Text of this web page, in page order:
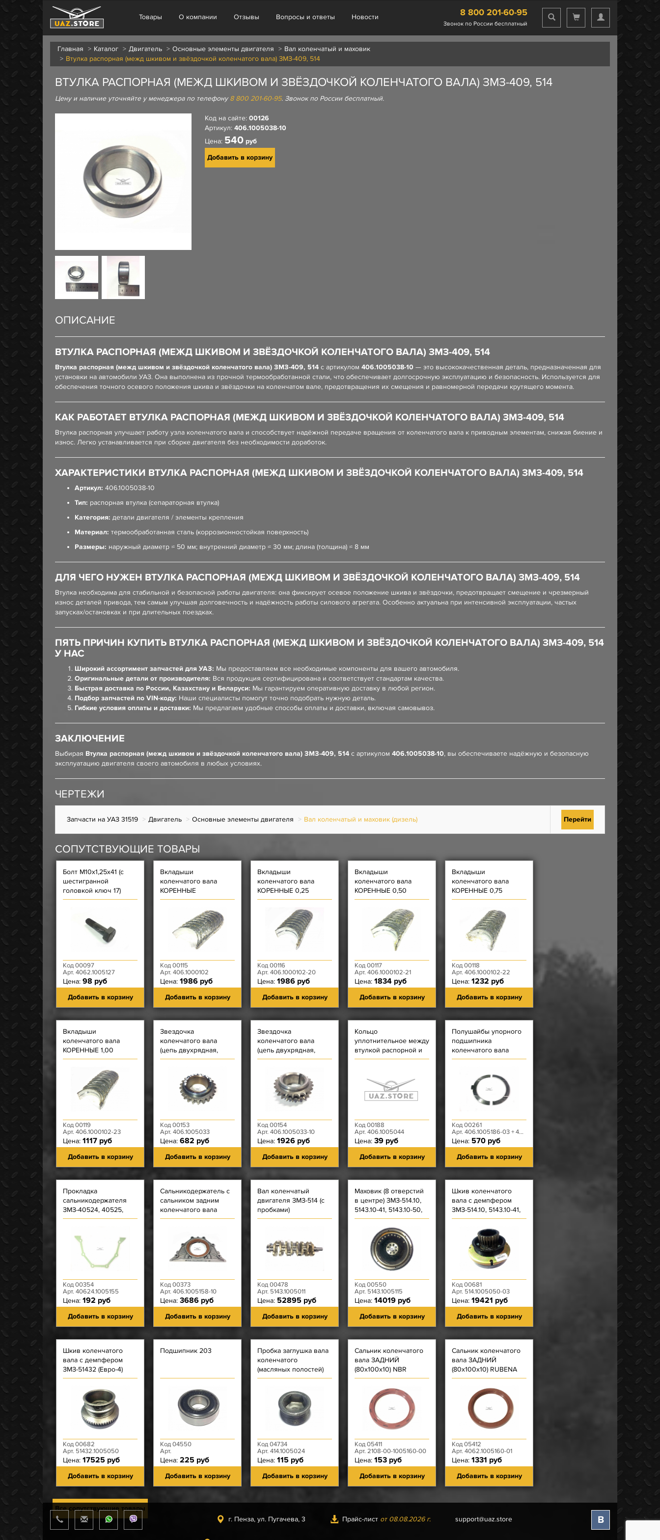
Товары О компании Отзывы Вопросы и ответы Новости 8 800 201-60-95
Звонок по России бесплатный
Главная Каталог Двигатель Основные элементы двигателя
Вал коленчатый и маховик
Втулка распорная (межд шкивом и звёздочкой коленчатого вала) ЗМЗ-409, 514
ВТУЛКА РАСПОРНАЯ (МЕЖД ШКИВОМ И ЗВЁЗДОЧКОЙ КОЛЕНЧАТОГО ВАЛА) ЗМЗ-409, 514
Цену и наличие уточняйте у менеджера по телефону8 800 201-60-95. Звонок по России бесплатный.
Код на сайте: 00126
Артикул: 406.1005038-10
Цена: 540 руб
Добавить в корзину
ОПИСАНИЕ
ВТУЛКА РАСПОРНАЯ (МЕЖД ШКИВОМ И ЗВЁЗДОЧКОЙ КОЛЕНЧАТОГО ВАЛА) ЗМЗ-409, 514
Втулка распорная (межд шкивом и звёздочкой коленчатого вала) ЗМЗ-409, 514 с артикулом 406.1005038-10 — это высококачественная деталь, предназначенная для
установки на автомобили УАЗ. Она выполнена из прочной термообработанной стали, что обеспечивает долгосрочную эксплуатацию и безопасность. Используется для
обеспечения точного осевого положения шкива и звёздочки на коленчатом вале, предотвращения их смещения и равномерной передачи крутящего момента.
КАК РАБОТАЕТ ВТУЛКА РАСПОРНАЯ (МЕЖД ШКИВОМ И ЗВЁЗДОЧКОЙ КОЛЕНЧАТОГО ВАЛА) ЗМЗ-409, 514
Втулка распорная улучшает работу узла коленчатого вала и способствует надёжной передаче вращения от коленчатого вала к приводным элементам, снижая биение и
износ. Легко устанавливается при сборке двигателя без необходимости доработок.
ХАРАКТЕРИСТИКИ ВТУЛКА РАСПОРНАЯ (МЕЖД ШКИВОМ И ЗВЁЗДОЧКОЙ КОЛЕНЧАТОГО ВАЛА) ЗМЗ-409, 514
Артикул: 406.1005038-10
Тип: распорная втулка (сепараторная втулка)
Категория: детали двигателя / элементы крепления
Материал: термообработанная сталь (коррозионностойкая поверхность)
Размеры: наружный диаметр ≈ 50 мм; внутренний диаметр ≈ 30 мм; длина (толщина) ≈ 8 мм
ДЛЯ ЧЕГО НУЖЕН ВТУЛКА РАСПОРНАЯ (МЕЖД ШКИВОМ И ЗВЁЗДОЧКОЙ КОЛЕНЧАТОГО ВАЛА) ЗМЗ-409, 514
Втулка необходима для стабильной и безопасной работы двигателя: она фиксирует осевое положение шкива и звёздочки, предотвращает смещение и чрезмерный
износ деталей привода, тем самым улучшая долговечность и надёжность работы силового агрегата. Особенно актуальна при интенсивной эксплуатации, частых
запусках/остановках и при длительных поездках.
ПЯТЬ ПРИЧИН КУПИТЬ ВТУЛКА РАСПОРНАЯ (МЕЖД ШКИВОМ И ЗВЁЗДОЧКОЙ КОЛЕНЧАТОГО ВАЛА) ЗМЗ-409, 514
У НАС
Широкий ассортимент запчастей для УАЗ: Мы предоставляем все необходимые компоненты для вашего автомобиля.
Оригинальные детали от производителя: Вся продукция сертифицирована и соответствует стандартам качества.
Быстрая доставка по России, Казахстану и Беларуси: Мы гарантируем оперативную доставку в любой регион.
Подбор запчастей по VIN-коду: Наши специалисты помогут точно подобрать нужную деталь.
Гибкие условия оплаты и доставки: Мы предлагаем удобные способы оплаты и доставки, включая самовывоз.
ЗАКЛЮЧЕНИЕ
Выбирая Втулка распорная (межд шкивом и звёздочкой коленчатого вала) ЗМЗ-409, 514 с артикулом 406.1005038-10, вы обеспечиваете надёжную и безопасную
эксплуатацию двигателя своего автомобиля в любых условиях.
ЧЕРТЕЖИ
Запчасти на УАЗ 31519 Двигатель Основные элементы двигателя Вал коленчатый и маховик (дизель) Перейти
СОПУТСТВУЮЩИЕ ТОВАРЫ
Болт М10х1,25х41 (с
шестигранной
головкой ключ 17)
самоблокирующийся
ЗМЗ-40522,
Код 00097
Арт. 4062.1005127
Цена: 98 руб
Добавить в корзину
Вкладыши
коленчатого вала
КОРЕННЫЕ
НОРМАЛЬНЫЕ
ЗМЗ-405, 406, 409, 514
Код 00115
Арт. 406.1000102
Цена: 1986 руб
Добавить в корзину
Вкладыши
коленчатого вала
КОРЕННЫЕ 0,25
ЗМЗ-405, 406, 409, 514
Код 00116
Арт. 406.1000102-20
Цена: 1986 руб
Добавить в корзину
Вкладыши
коленчатого вала
КОРЕННЫЕ 0,50
ЗМЗ-405, 406, 409, 514
Код 00117
Арт. 406.1000102-21
Цена: 1834 руб
Добавить в корзину
Вкладыши
коленчатого вала
КОРЕННЫЕ 0,75
ЗМЗ-405, 406, 409, 514
Код 00118
Арт. 406.1000102-22
Цена: 1232 руб
Добавить в корзину
Вкладыши
коленчатого вала
КОРЕННЫЕ 1,00
ЗМЗ-405, 406, 409, 514
Код 00119
Арт. 406.1000102-23
Цена: 1117 руб
Добавить в корзину
Звездочка
коленчатого вала
(цепь двухрядная,
втулки Ф 5,05)
Код 00153
Арт. 406.1005033
Цена: 682 руб
Добавить в корзину
Звездочка
коленчатого вала
(цепь двухрядная,
втулки Ф 6,35)
Код 00154
Арт. 406.1005033-10
Цена: 1926 руб
Добавить в корзину
Кольцо
уплотнительное между
втулкой распорной и
звездочкой коленвала
Код 00188
Арт. 406.1005044
Цена: 39 руб
Добавить в корзину
Полушайбы упорного
подшипника
коленчатого вала
(верхняя и нижняя)
Код 00261
Арт. 406.1005186-03 + 406.1005187-02
Цена: 570 руб
Добавить в корзину
Прокладка
сальникодержателя
ЗМЗ-40524, 40525,
40904 (Фритекс)
Код 00354
Арт. 40624.1005155
Цена: 192 руб
Добавить в корзину
Сальникодержатель с
сальником задним
коленчатого вала
ЗМЗ-40522, 4062,
40525, 4090
Код 00373
Арт. 406.1005158-10
Цена: 3686 руб
Добавить в корзину
Вал коленчатый
двигателя ЗМЗ-514 (с
пробками)
Код 00478
Арт. 5143.1005011
Цена: 52895 руб
Добавить в корзину
Маховик (8 отверстий
в центре) ЗМЗ-514.10,
5143.10-41, 5143.10-50,
5143.10-80, УАЗ; Газель
с 2006 го
Код 00550
Арт. 5143.1005115
Цена: 14019 руб
Добавить в корзину
Шкив коленчатого
вала с демпфером
ЗМЗ-514.10, 5143.10-41,
5143.10-50, 5143.10-80
Код 00681
Арт. 514.1005050-03
Цена: 19421 руб
Добавить в корзину
Шкив коленчатого
вала с демпфером
ЗМЗ-51432 (Евро-4)
Код 00682
Арт. 51432.1005050
Цена: 17525 руб
Добавить в корзину
Подшипник 203
Код 04550
Арт.
Цена: 225 руб
Добавить в корзину
Пробка заглушка вала
коленчатого
(масляных полостей)
Код 04734
Арт. 414.1005024
Цена: 115 руб
Добавить в корзину
Сальник коленчатого
вала ЗАДНИЙ
(80х100х10) NBR
Код 05411
Арт. 2108-00-1005160-00
Цена: 153 руб
Добавить в корзину
Сальник коленчатого
вала ЗАДНИЙ
(80х100х10) RUBENA
FKM GPDLV
Код 05412
Арт. 4062.1005160-01
Цена: 1331 руб
Добавить в корзину
Все сопутствующие товары
г. Пенза, ул. Пугачева, 3
Прайс-лист от 08.08.2026 г. support@uaz.store В